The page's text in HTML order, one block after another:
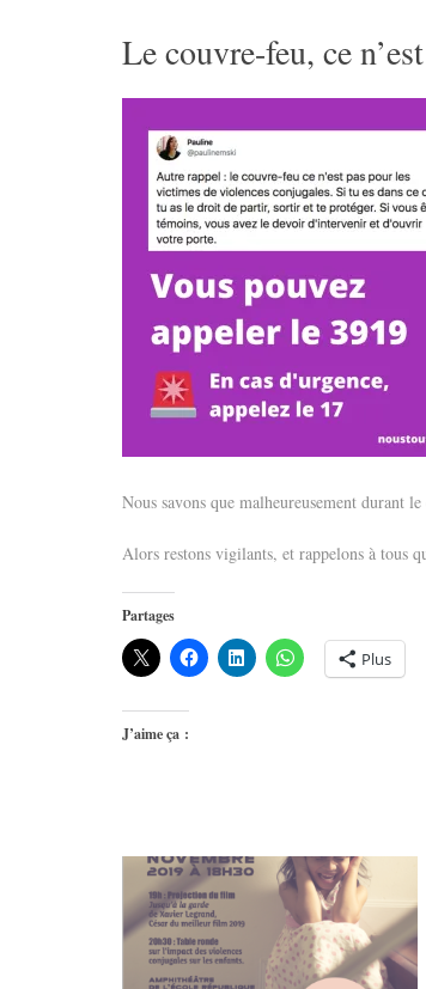
Le couvre-feu, ce
Nous savons que malheureusement durant
Alors restons vigilants, et rappelons à tous
Partages
Plus
J’aime ça :